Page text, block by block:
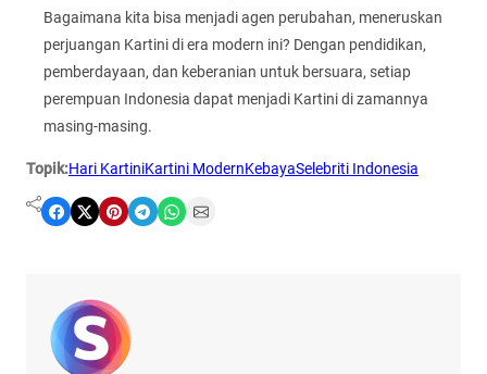
Bagaimana kita bisa menjadi agen perubahan, meneruskan
perjuangan Kartini di era modern ini? Dengan pendidikan,
pemberdayaan, dan keberanian untuk bersuara, setiap
perempuan Indonesia dapat menjadi Kartini di zamannya
masing-masing.
Topik:Hari KartiniKartini ModernKebayaSelebriti Indonesia
Share on Facebook Share on X Share on Pinterest Share on Telegram Share on WhatsApp Share on Email